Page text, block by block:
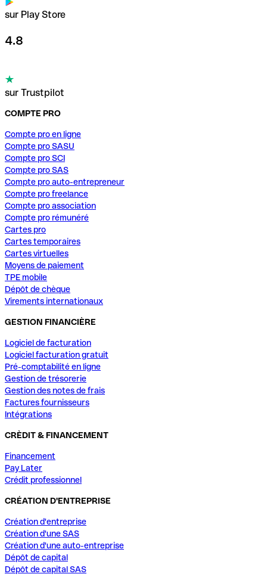
sur Play Store
4.8
sur Trustpilot
COMPTE PRO
Compte pro en ligne
Compte pro SASU
Compte pro SCI
Compte pro SAS
Compte pro auto-entrepreneur
Compte pro freelance
Compte pro association
Compte pro rémunéré
Cartes pro
Cartes temporaires
Cartes virtuelles
Moyens de paiement
TPE mobile
Dépôt de chèque
Virements internationaux
GESTION FINANCIÈRE
Logiciel de facturation
Logiciel facturation gratuit
Pré-comptabilité en ligne
Gestion de trésorerie
Gestion des notes de frais
Factures fournisseurs
Intégrations
CRÈDIT & FINANCEMENT
Financement
Pay Later
Crédit professionnel
CRÉATION D'ENTREPRISE
Création d'entreprise
Création d'une SAS
Création d'une auto-entreprise
Dépôt de capital
Dépôt de capital SAS